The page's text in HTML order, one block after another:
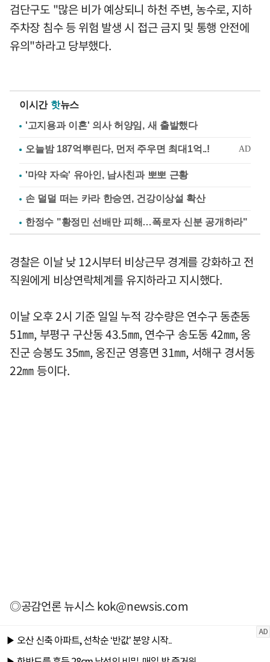
검단구도 "많은 비가 예상되니 하천 주변, 농수로, 지하
주차장 침수 등 위험 발생 시 접근 금지 및 통행 안전에
유의"하라고 당부했다.
이시간 핫뉴스
'고지용과 이혼' 의사 허양임, 새 출발했다
'마약 자숙' 유아인, 남사친과 뽀뽀 근황
손 덜덜 떠는 카라 한승연, 건강이상설 확산
한정수 "황정민 선배만 피해…폭로자 신분 공개하라"
경찰은 이날 낮 12시부터 비상근무 경계를 강화하고 전
직원에게 비상연락체계를 유지하라고 지시했다.
이날 오후 2시 기준 일일 누적 강수량은 연수구 동춘동
51㎜, 부평구 구산동 43.5㎜, 연수구 송도동 42㎜, 옹
진군 승봉도 35㎜, 옹진군 영흥면 31㎜, 서해구 경서동
22㎜ 등이다.
◎공감언론 뉴시스kok@newsis.com